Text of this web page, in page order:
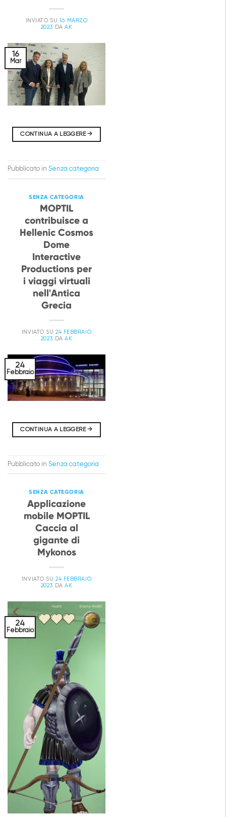
INVIATO SU 16 MARZO
2023 DAAK
16
Mar
CONTINUA A LEGGERE→
Pubblicato in Senza categoria
SENZA CATEGORIA
MOPTIL
contribuisce a
Hellenic Cosmos
Dome
Interactive
Productions per
i viaggi virtuali
nell'Antica
Grecia
INVIATO SU 24 FEBBRAIO
2023 DAAK
24
Febbraio
CONTINUA A LEGGERE→
Pubblicato in Senza categoria
SENZA CATEGORIA
Applicazione
mobile MOPTIL
Caccia al
gigante di
Mykonos
INVIATO SU 24 FEBBRAIO
2023 DAAK
24
Febbraio